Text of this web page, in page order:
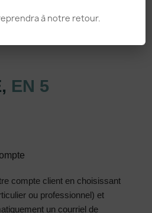
à notre retour.
EN 5
compte client en choisissant
ou professionnel) et
un courriel de